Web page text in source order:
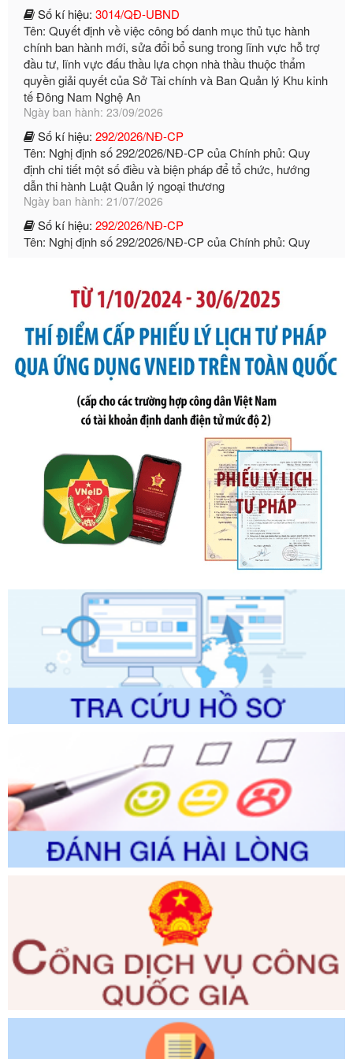
chính ban hành mới, sửa đổi bổ sung trong lĩnh vực hỗ trợ
đầu tư, lĩnh vực đấu thầu lựa chọn nhà thầu thuộc thẩm
quyền giải quyết của Sở Tài chính và Ban Quản lý Khu kinh
tế Đông Nam Nghệ An
Ngày ban hành: 23/09/2026
Số kí hiệu: 292/2026/NĐ-CP
Tên: Nghị định số 292/2026/NĐ-CP của Chính phủ: Quy
định chi tiết một số điều và biện pháp để tổ chức, hướng
dẫn thi hành Luật Quản lý ngoại thương
Ngày ban hành: 21/07/2026
Số kí hiệu:292/2026/NĐ-CP
Tên: Nghị định số 292/2026/NĐ-CP của Chính phủ: Quy
định chi tiết một số điều và biện pháp để tổ chức, hướng
dẫn thi hành Luật Quản lý ngoại thương
Ngày ban hành: 21/07/2026
Tên: Thông tư số 105/2026/TT-BTC của Bộ Tài chính: Bãi
bỏ Thông tư số 87/2019/TT- BТC ngày 19 tháng 12 năm
2019 của Bộ trưởng Bộ Tài chính hướng dẫn thực hiện xử
phạt vi phạm hành chính trong lĩnh vực kho bạc nhà nước
Ngày ban hành: 21/07/2026
291/2026/NĐ-CP
Tên: Nghị định số 291/2026/NĐ-CP của Chính phủ: Sửa
đổi, bổ sung một số điều của Nghị định số 125/2020/NĐ-СР
ngày 19 tháng 10 năm 2020 của Chính phủ quy định xử
phạt vi phạm hành chính về thuế, hóa đơn được sửa đổi, bổ
sung bởi Nghị định số 102/2021/NĐ-CP
Ngày ban hành: 20/07/2026
Số kí hiệu:2303/QĐ-UBND
Tên: Quyết định công bố Danh mục thủ tục hành chính mới
ban hành, được sửa đổi, bổ sung, bị bãi bỏ và phê duyệt
Quy trình nội bộ, quy trình điện tử giải quyết thủ tục hành
chính trong một số lĩnh vực thuộc phạm vi chức năng quản
lý của Sở Văn hóa, Thể tha
Ngày ban hành: 01/06/2026
Số kí hiệu:2304/QĐ-UBND
Tên: Quyết định công bố Danh mục thủ tục hành chính
được sửa đổi, bổ sung và phê duyệt Quy trình nội bộ, quy
trình điện tử giải quyết thủ tục hành chính trong lĩnh vực Du
lịch thuộc phạm vi chức năng quản lý của Sở Văn hóa, Thể
thao và Du lịch
Ngày ban hành: 01/06/2026
2310/QĐ-UBND
Tên: Về việc công bố Danh mục thủ tục hành chính sửa
đổi, bổ sung và phê duyệt Quy trình nội bộ, quy trình điện tử
trong giải quyết thủtục hành chính lĩnh vực biến đổi khí hậu
thuộc phạm vi giải quyết của Sở Nông nghiệp và Môi
trường
Ngày ban hành: 01/06/2026
Số kí hiệu:2300/QĐ-UBND
Tên: V/v công bố danh mục thủ tục hành chính được sửa
đổi, bổ sung và phê duyệt quy trình nội bộ, quy trình điện tử
giải quyết thủ tục hành chính trong lĩnh vực Luật sư thuộc
phạm vi chức năng quản lý của Sở Tư pháp
Ngày ban hành: 01/06/2026
351/2025/NĐ-CP
Tên: Nghị định số 351/2025/NĐ-CP của Chính phủ: Quy
định chuẩn nghèo đa chiều quốc gia giai đoạn 2026 - 2030
Ngày ban hành: 29/12/2026